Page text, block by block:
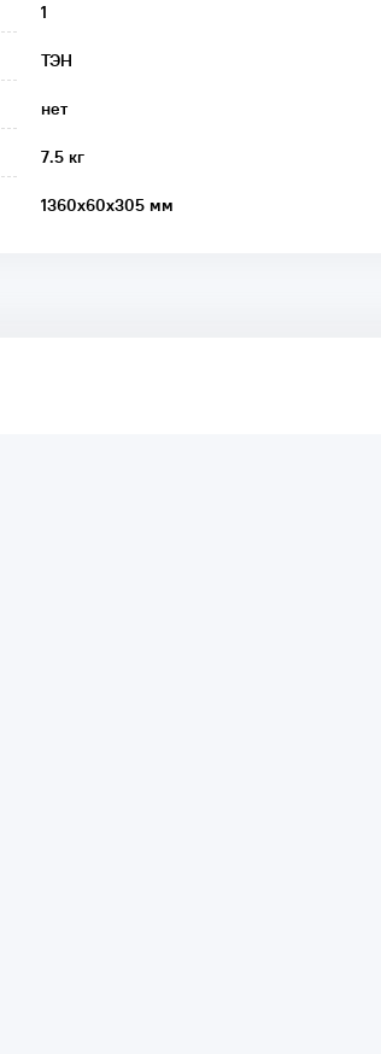
1
ТЭН
нет
7.5 кг
1360х60х305 мм